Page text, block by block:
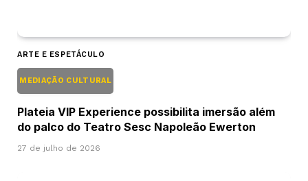
ARTE E ESPETÁCULO
MEDIAÇÃO CULTURAL
Plateia VIP Experience possibilita imersão além
do palco do Teatro Sesc Napoleão Ewerton
27 de julho de 2026